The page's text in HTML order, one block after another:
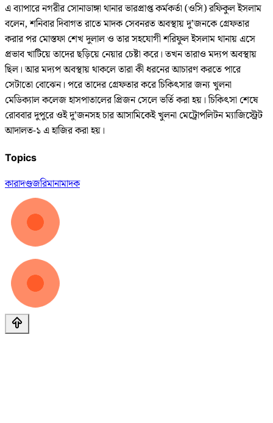
এ ব্যাপারে নগরীর সোনাডাঙ্গা থানার ভারপ্রাপ্ত কর্মকর্তা (ওসি) রফিকুল ইসলাম
বলেন, শনিবার দিবাগত রাতে মাদক সেবনরত অবস্থায় দু’জনকে গ্রেফতার
করার পর মোস্তফা শেখ দুলাল ও তার সহযোগী শরিফুল ইসলাম থানায় এসে
প্রভাব খাটিয়ে তাদের ছড়িয়ে নেয়ার চেষ্টা করে। তখন তারাও মদ্যপ অবস্থায়
ছিল। আর মদ্যপ অবস্থায় থাকলে তারা কী ধরনের আচারণ করতে পারে
সেটাতো বোঝেন। পরে তাদের গ্রেফতার করে চিকিৎসার জন্য খুলনা
মেডিক্যাল কলেজ হাসপাতালের প্রিজন সেলে ভর্তি করা হয়। চিকিৎসা শেষে
রোববার দুপুরে ওই দু’জনসহ চার আসামিকেই খুলনা মেট্রোপলিটন ম্যাজিস্ট্রেট
আদালত-১ এ হাজির করা হয়।
Topics
কারাদণ্ডজরিমানামাদক